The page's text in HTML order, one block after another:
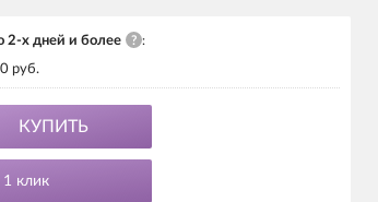
2-х дней и более ? :
руб.
КУПИТЬ
1 клик